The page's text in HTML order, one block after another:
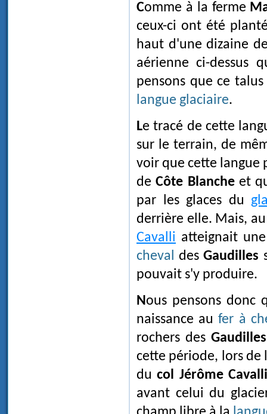
Comme à la ferme
ceux-ci ont été
haut d'une dizaine
aérienne ci-dessus
pensons que ce
langue glaciaire.
Le tracé de cette langue peut assez facilement être discerné de nos jours
sur le terrain, de
voir que cette langue
deCôte Blancheet
par les glaces du
derrière elle. Mais,
Cavalli atteignait
cheval desGaudilles
pouvait s'y produire.
Nous pensons donc que, d'une manière analogue à celle qui a donné
naissance aufer à
rochers desGaudilles
cette période, lors de
ducol Jérôme
avant celui du